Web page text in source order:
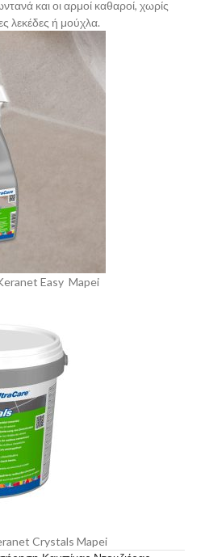
και οι αρμοί καθαροί, χωρίς
λεκέδες ή μούχλα.
Easy Mapei
Crystals Mapei